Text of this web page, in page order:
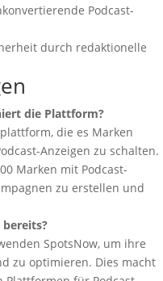
Podcast-
durch redaktionelle
die Plattform?
die es Marken
Anzeigen zu schalten.
Marken mit Podcast-
zu erstellen und
SpotsNow, um ihre
zu optimieren. Dies macht